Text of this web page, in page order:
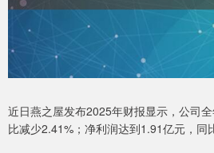
近日燕之屋发布2025年财报显示，公司
比减少2.41%；净利润达到1.91亿元，同